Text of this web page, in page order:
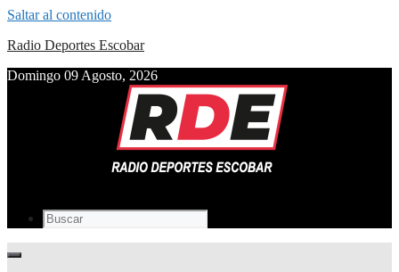
Saltar al contenido
Radio Deportes Escobar
Domingo 09 Agosto, 2026